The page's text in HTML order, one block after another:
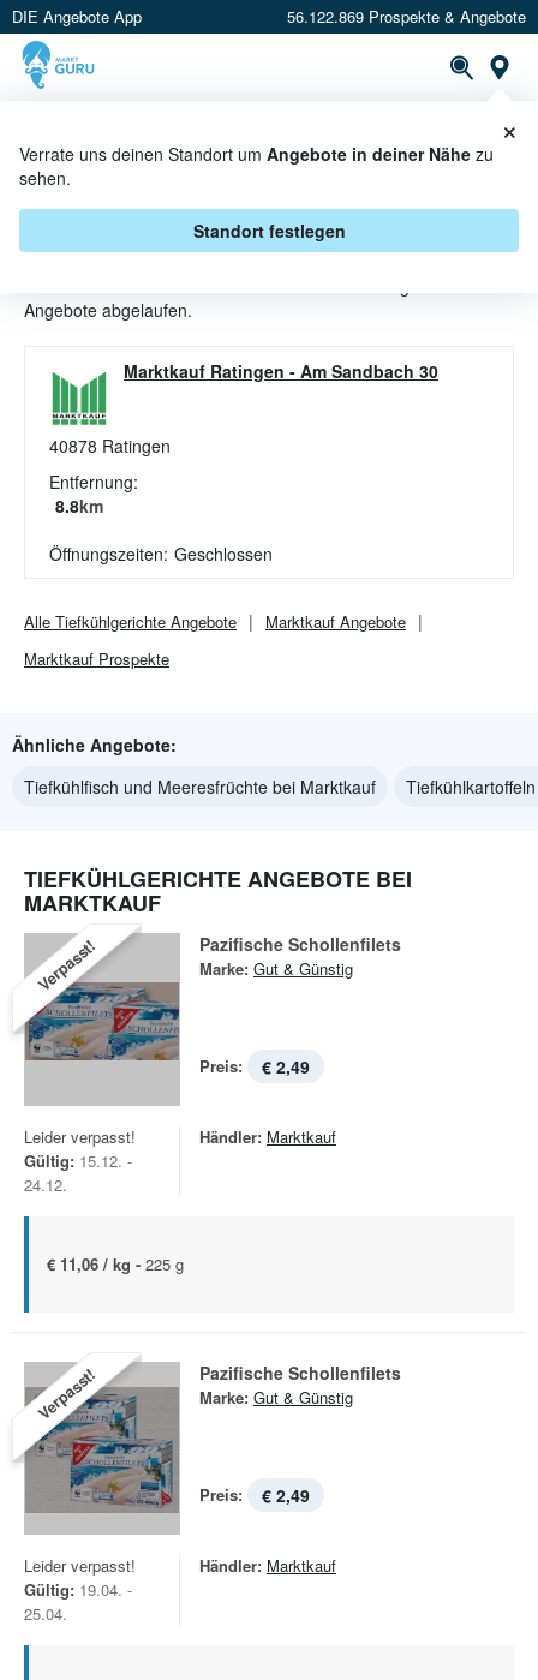
DIE Angebote App 56.122.869 Prospekte & Angebote
Verrate uns deinen Standort um Angebote in deiner Nähe zu
sehen.
Standort festlegen
×
TIEFKÜHLGERICHTE ANGEBOTE
& AKTIONEN BEI MARKTKAUF
Angebote abgelaufen.
Marktkauf Ratingen - Am Sandbach 30
40878 Ratingen
Entfernung:
8.8km
Öffnungszeiten: Geschlossen
Alle Tiefkühlgerichte Angebote Marktkauf Angebote
Marktkauf Prospekte
Ähnliche Angebote:
Tiefkühlfisch und Meeresfrüchte bei Marktkauf
TIEFKÜHLGERICHTE ANGEBOTE BEI
MARKTKAUF
Verpasst! Pazifische Schollenfilets
Marke: Gut & Günstig
Preis: € 2,49
Leider verpasst!
Gültig: 15.12. -
24.12.
Händler: Marktkauf
€ 11,06 / kg - 225 g
Verpasst! Pazifische Schollenfilets
Marke: Gut & Günstig
Preis: € 2,49
Leider verpasst!
Gültig: 19.04. -
25.04.
Händler: Marktkauf